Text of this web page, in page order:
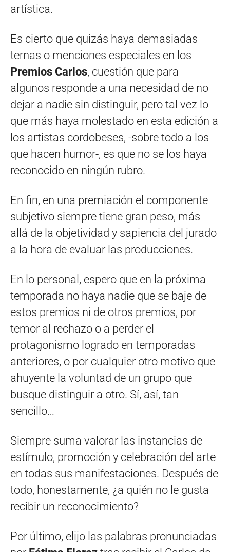
artística.
Es cierto que quizás haya demasiadas
ternas o menciones especiales en los
Premios Carlos, cuestión que para
algunos responde a una necesidad de no
dejar a nadie sin distinguir, pero tal vez lo
que más haya molestado en esta edición a
los artistas cordobeses, -sobre todo a los
que hacen humor-, es que no se los haya
reconocido en ningún rubro.
En fin, en una premiación el componente
subjetivo siempre tiene gran peso, más
allá de la objetividad y sapiencia del jurado
a la hora de evaluar las producciones.
En lo personal, espero que en la próxima
temporada no haya nadie que se baje de
estos premios ni de otros premios, por
temor al rechazo o a perder el
protagonismo logrado en temporadas
anteriores, o por cualquier otro motivo que
ahuyente la voluntad de un grupo que
busque distinguir a otro. Sí, así, tan
sencillo…
Siempre suma valorar las instancias de
estímulo, promoción y celebración del arte
en todas sus manifestaciones. Después de
todo, honestamente, ¿a quién no le gusta
recibir un reconocimiento?
Por último, elijo las palabras pronunciadas